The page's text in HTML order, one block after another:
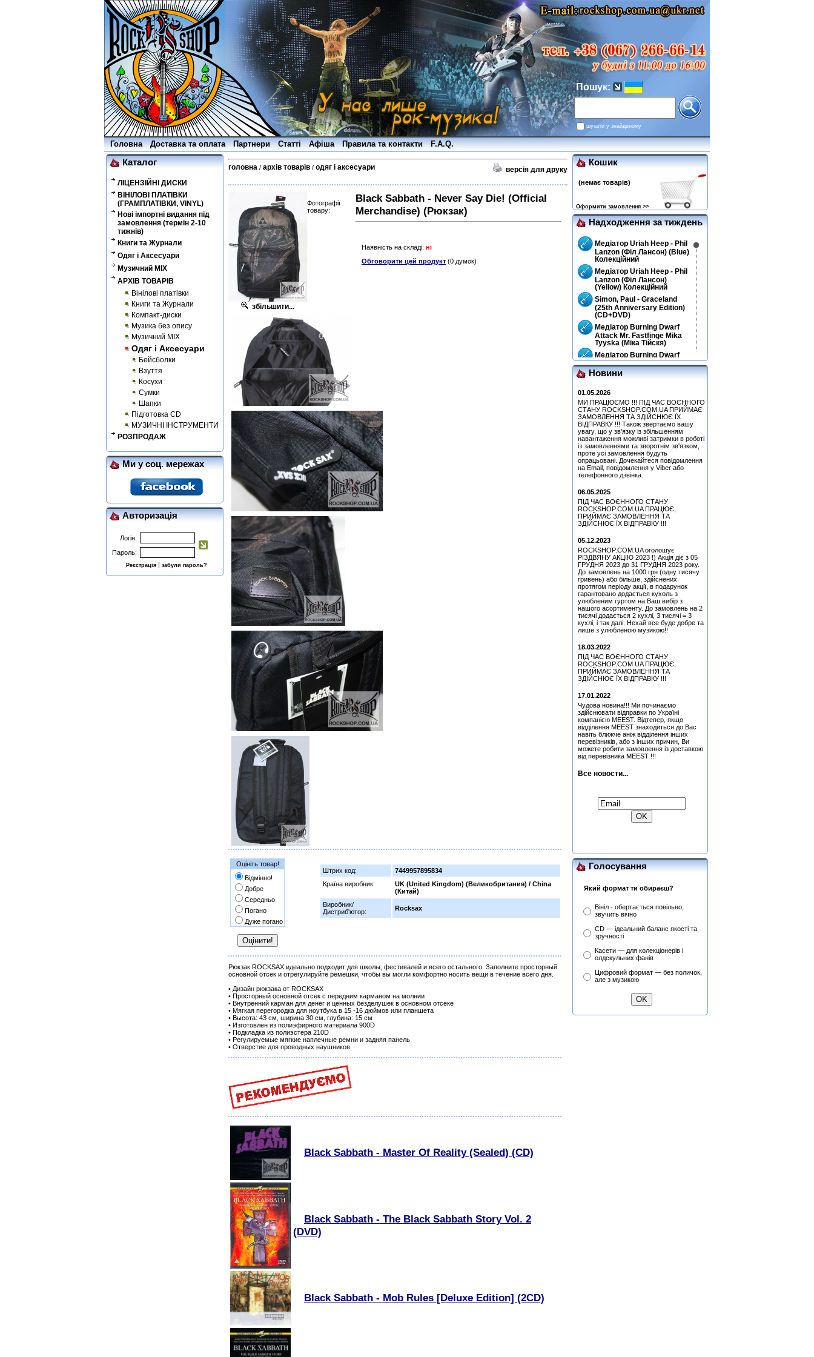
Пошук:
шукати у знайденому
Головна Доставка та оплата Партнери Статті Афіша Правила та контакти F.A.Q.
Каталог
ЛІЦЕНЗІЙНІ ДИСКИ
ВІНІЛОВІ ПЛАТІВКИ
(ГРАМПЛАТІВКИ, VINYL)
Нові імпортні видання під
замовлення (термін 2-10
тижнів)
Книги та Журнали
Одяг і Аксесуари
Музичний MIX
АРХІВ ТОВАРІВ
Вінілові платівки
Книги та Журнали
Компакт-диски
Музика без опису
Музичний MIX
Одяг і Аксесуари
Бейсболки
Взуття
Косухи
Сумки
Шапки
Підготовка CD
МУЗИЧНІ ІНСТРУМЕНТИ
РОЗПРОДАЖ
Ми у соц. мережах
Авторизація
Логін:
Пароль:
Реєстрація| забули пароль?
головна / архів товарів / одяг і аксесуари версія для друку
збільшити...
Фотографії
товару:
Black Sabbath - Never Say Die! (Official
Merchandise) (Рюкзак)
Наявність на складі: ні
Обговорити цей продукт (0 думок)
Оцініть товар!
Відмінно!
Добре
Середньо
Погано
Дуже погано
Штрих код:
7449957895834
Країна виробник:
UK (United Kingdom) (Великобритания) / China
(Китай)
Виробник/
Дистриб'ютор:
Rocksax
Рюкзак ROCKSAX идеально подходит для школы, фестивалей и всего остального. Заполните просторный
основной отсек и отрегулируйте ремешки, чтобы вы могли комфортно носить вещи в течение всего дня.
• Дизайн рюкзака от ROCKSAX
• Просторный основной отсек с передним карманом на молнии
• Внутренний карман для денег и ценных безделушек в основном отсеке
• Мягкая перегородка для ноутбука в 15 -16 дюймов или планшета
• Высота: 43 см, ширина 30 см, глубина: 15 см
• Изготовлен из полиэфирного материала 900D
• Подкладка из полиэстера 210D
• Регулируемые мягкие наплечные ремни и задняя панель
• Отверстие для проводных наушников
Black Sabbath - Master Of Reality (Sealed) (CD)
Black Sabbath - The Black Sabbath Story Vol. 2
(DVD)
Black Sabbath - Mob Rules [Deluxe Edition] (2CD)
Кошик
(немає товарів)
Оформити замовлення >>
Надходження за тиждень
Медіатор Uriah Heep - Phil
Lanzon (Філ Лансон) (Blue)
Колекційний
Медіатор Uriah Heep - Phil
Lanzon (Філ Лансон)
(Yellow) Колекційний
Simon, Paul - Graceland
(25th Anniversary Edition)
(CD+DVD)
Медіатор Burning Dwarf
Attack Mr. Fastfinge Mika
Tyyska (Міка Тійскя)
Медіатор Burning Dwarf
Attack Mr. Fastfinge Mika
Tyyska (Міка Тійскя)
Fastfinge Mika Tyyska
Hart, Beth & Bonamassa,
Joe - Seesaw (CD)
Медіатор Uriah Heep - Phil
Lanzon (Філ Лансон) (Red)
Колекційний
Медіатор Attack Mr.
Fastfinge Mika Tyyska
(Black) (Міка Тійскя)
Lanzon (Філ Лансон)
(Green) Колекційний
Медіатор Accept Uwe Lulis
Lanzon (Філ Лансон) (Red)
Колекційний
Медіатор Attack Mr.
Fastfinge Mika Tyyska
(Міка Тійскя)
Медіатор Attack Mr.
Fastfinge Mika Tyyska
(Міка Тійскя)
Quatro, Suzi - Freedom
(CD)
Медіатор Uriah Heep - Phil
Lanzon (Філ Лансон)
(Green) Колекційний
Медіатор Uriah Heep - Phil
Lanzon (Філ Лансон)
(Green) Колекційний
Медіатор Accept Uwe Lulis
Медіатор Uriah Heep - Phil
Колекційний
(Yellow) Колекційний
Новини
01.05.2026
МИ ПРАЦЮЄМО !!! ПІД ЧАС ВОЄННОГО
СТАНУ ROCKSHOP.COM.UA ПРИЙМАЄ
ЗАМОВЛЕННЯ ТА ЗДІЙСНЮЄ ЇХ
ВІДПРАВКУ !!! Також звертаємо вашу
увагу, що у зв'язку із збільшенням
навантаження можливі затримки в роботі
із замовленнями та зворотнім зв'язком,
проте усі замовлення будуть
опрацьовані. Дочекайтеся повідомлення
на Email, повідомлення у Viber або
телефонного дзвінка.
06.05.2025
ПІД ЧАС ВОЄННОГО СТАНУ
ROCKSHOP.COM.UA ПРАЦЮЄ,
ПРИЙМАЄ ЗАМОВЛЕННЯ ТА
ЗДІЙСНЮЄ ЇХ ВІДПРАВКУ !!!
05.12.2023
ROCKSHOP.COM.UA оголошує
РІЗДВЯНУ АКЦІЮ 2023 !) Акція діє з 05
ГРУДНЯ 2023 до 31 ГРУДНЯ 2023 року.
До замовлень на 1000 грн (одну тисячу
гривень) або більше, здійснених
протягом періоду акції, в подарунок
гарантовано додається кухоль з
улюбленим гуртом на Ваш вибір з
нашого асортименту. До замовлень на 2
тисячі додається 2 кухлі, 3 тисячі = 3
кухлі, і так далі. Нехай все буде добре та
лише з улюбленою музикою!!
18.03.2022
ПІД ЧАС ВОЄННОГО СТАНУ
ROCKSHOP.COM.UA ПРАЦЮЄ,
ПРИЙМАЄ ЗАМОВЛЕННЯ ТА
ЗДІЙСНЮЄ ЇХ ВІДПРАВКУ !!!
17.01.2022
Чудова новина!!! Ми починаємо
здійснювати відправки по Україні
компанією MEEST. Відтепер, якщо
відділення MEEST знаходиться до Вас
навіть ближче аніж відділення інших
перевізників, або з інших причин, Ви
можете робити замовлення із доставкою
від перевізника MEEST !!!
Все новости...
Голосування
Який формат ти обираєш?
Вініл - обертається повільно,
звучить вічно
CD — ідеальний баланс якості та
зручності
Касети — для колекціонерів і
олдскульних фанів
Цифровий формат — без поличок,
але з музикою